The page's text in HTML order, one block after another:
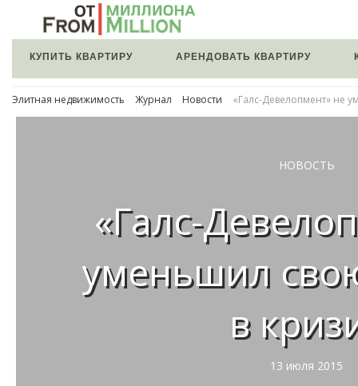
КУПИТЬ КВАРТИРУ АРЕНДОВАТЬ КВАРТИРУ
Элитная недвижимость Журнал Новости «Галс-Девелопмент» не
НОВОСТЬ
«Галс-
уменьшил
в
13 июля 2015